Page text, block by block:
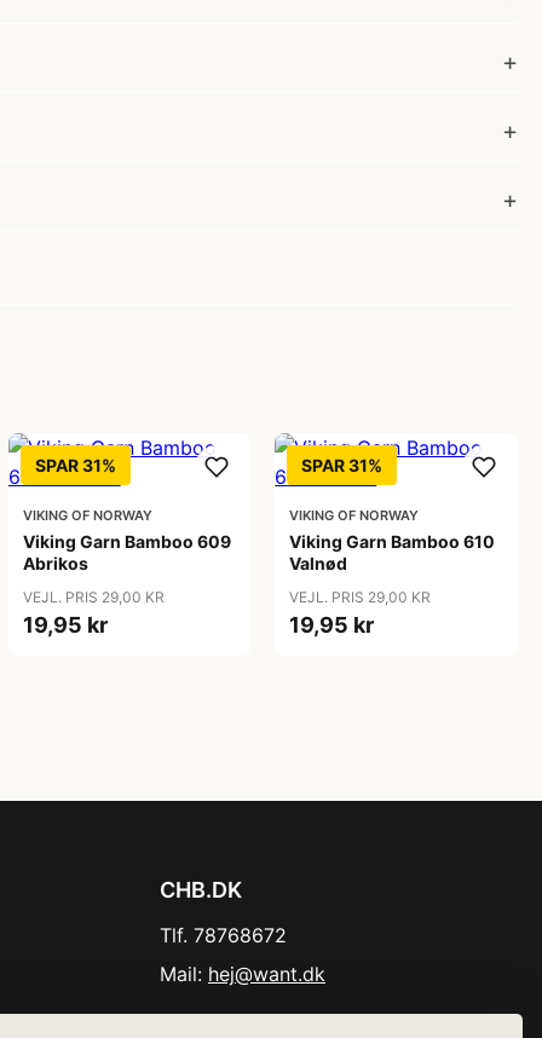
SPAR 31%
VIKING OF NORWAY
Viking Garn Bamboo 609
Abrikos
VEJL. PRIS 29,00 KR
19,95 kr
SPAR 31%
VIKING OF NORWAY
Viking Garn Bamboo 610
Valnød
VEJL. PRIS 29,00 KR
19,95 kr
CHB.DK
Tlf. 78768672
Mail: hej@want.dk